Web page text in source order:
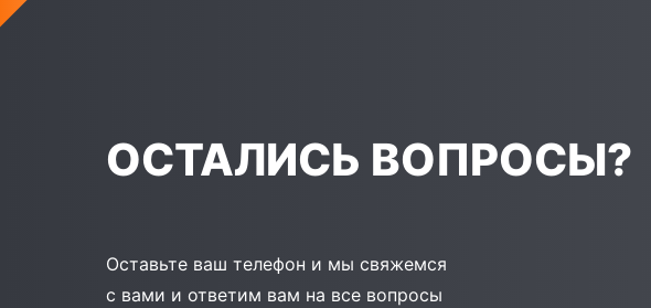
ОСТАЛИСЬ ВОПРОСЫ?
Оставьте ваш телефон и мы свяжемся
с вами и ответим вам на все вопросы